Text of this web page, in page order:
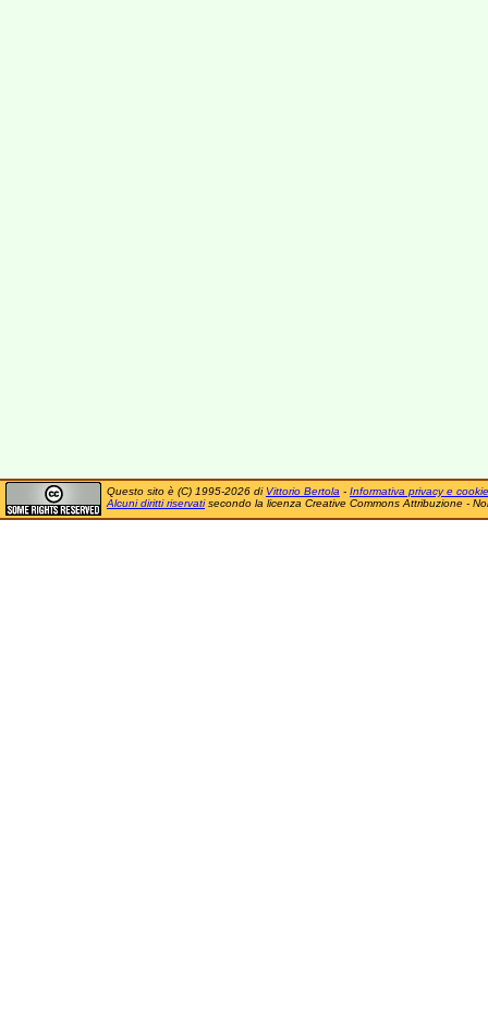
Questo sito è (C) 1995-2026 di Vittorio Bertola - Informativa privacy e cookie
Alcuni diritti riservatisecondo la licenza Creative Commons Attribuzione -